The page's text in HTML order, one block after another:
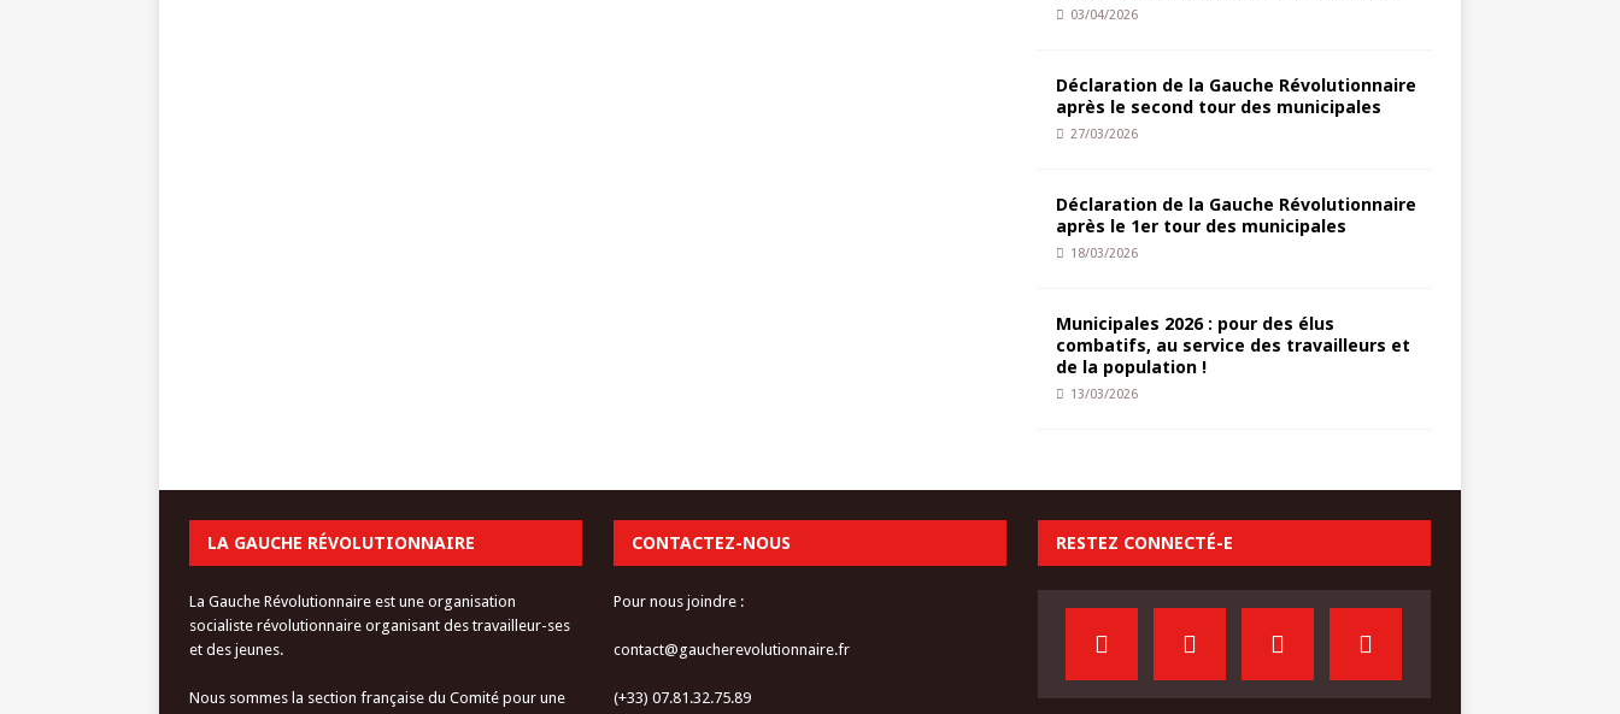
03/04/2026
Déclaration de la Gauche Révolutionnaire
après le second tour des municipales
27/03/2026
Déclaration de la Gauche Révolutionnaire
après le 1er tour des municipales
18/03/2026
Municipales 2026 : pour des élus
combatifs, au service des travailleurs et
de la population !
13/03/2026
LA GAUCHE RÉVOLUTIONNAIRE
La Gauche Révolutionnaire est une organisation
socialiste révolutionnaire organisant des travailleur-ses
et des jeunes.
Nous sommes la section française du Comité pour une
CONTACTEZ-NOUS
Pour nous joindre :
contact@gaucherevolutionnaire.fr
(+33) 07.81.32.75.89
RESTEZ CONNECTÉ-E